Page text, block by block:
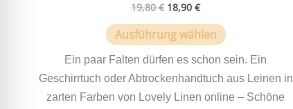
19,80€ 18,90 €
Ausführung wählen
Ein paar Falten dürfen es schon sein. Ein
Geschirrtuch oder Abtrockenhandtuch aus Leinen in
zarten Farben von Lovely Linen online – Schöne